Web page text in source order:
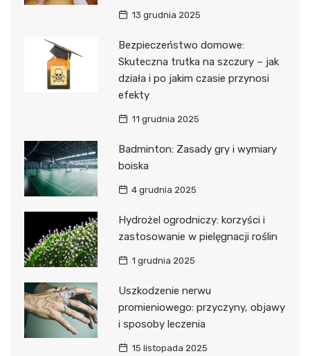
13 grudnia 2025
Bezpieczeństwo domowe:
Skuteczna trutka na szczury – jak
działa i po jakim czasie przynosi
efekty
11 grudnia 2025
Badminton: Zasady gry i wymiary
boiska
4 grudnia 2025
Hydrożel ogrodniczy: korzyści i
zastosowanie w pielęgnacji roślin
1 grudnia 2025
Uszkodzenie nerwu
promieniowego: przyczyny, objawy
i sposoby leczenia
15 listopada 2025